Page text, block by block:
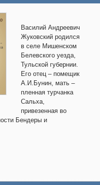
Василий Андреевич
Жуковский родился
в селе Мишенском
Белевского уезда,
Тульской губернии.
Его отец – помещик
А.И.Бунин, мать –
пленная турчанка
Сальха,
привезенная во
Бендеры и